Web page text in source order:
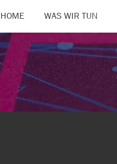
HOME WAS WIR TUN